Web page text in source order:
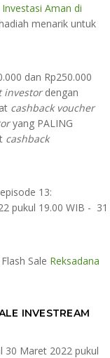
Investasi Aman di
menarik untuk
dan Rp250.000
investordengan
cashback voucher
yang PALING
cashback
13:
pukul 19.00 WIB - 31
Sale Reksadana
INVESTREAM
30 Maret 2022 pukul